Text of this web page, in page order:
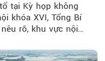
tại Kỳ họp không
khóa XVI, Tổng Bí
rõ, khu vực nội